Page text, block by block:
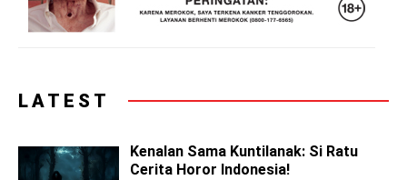
LATEST
Kenalan Sama Kuntilanak: Si Ratu
Cerita Horor Indonesia!